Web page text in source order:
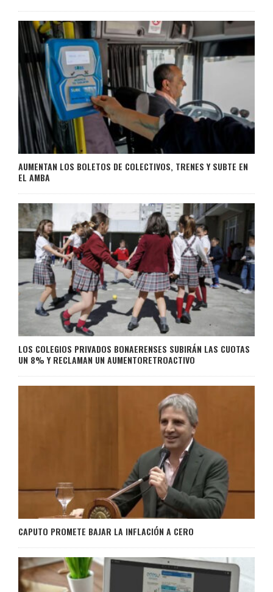
AUMENTAN LOS BOLETOS DE COLECTIVOS, TRENES Y SUBTE EN
EL AMBA
LOS COLEGIOS PRIVADOS BONAERENSES SUBIRÁN LAS CUOTAS
UN 8% Y RECLAMAN UN AUMENTORETROACTIVO
CAPUTO PROMETE BAJAR LA INFLACIÓN A CERO